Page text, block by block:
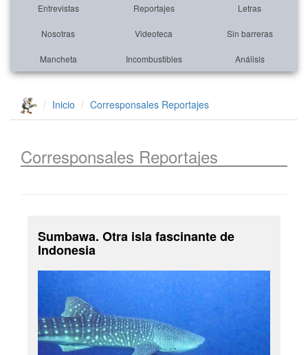
Entrevistas Reportajes Letras
Nosotras Videoteca Sin barreras
Mancheta Incombustibles Análisis
Inicio Corresponsales Reportajes
Corresponsales Reportajes
Sumbawa. Otra isla fascinante de
Indonesia